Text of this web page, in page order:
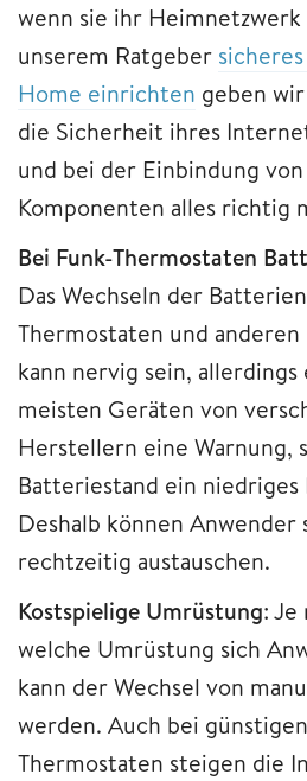
wenn sie ihr
unserem Ratgeber
Home einrichten geben
die Sicherheit ihres
und bei der Einbindung
Komponenten alles richtig
Bei Funk-Thermostaten
Das Wechseln der
Thermostaten und anderen
kann nervig sein,
meisten Geräten von
Herstellern eine Warnung,
Batteriestand ein
Deshalb können Anwender
rechtzeitig austauschen.
Kostspielige Umrüstung:
welche Umrüstung sich
kann der Wechsel von
werden. Auch bei
Thermostaten steigen die